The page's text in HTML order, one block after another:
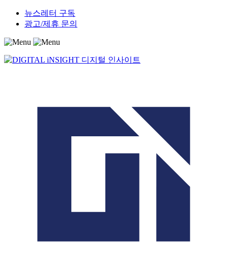
Skip
content
뉴스레터 구독
광고/제휴 문의